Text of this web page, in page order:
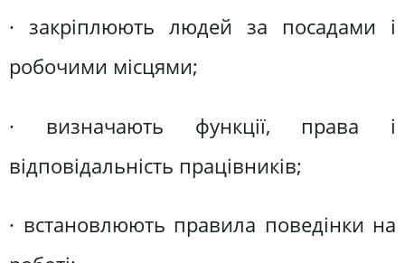
· закріплюють людей за посадами і
робочими місцями;
· визначають функції, права і
відповідальність працівників;
· встановлюють правила поведінки на